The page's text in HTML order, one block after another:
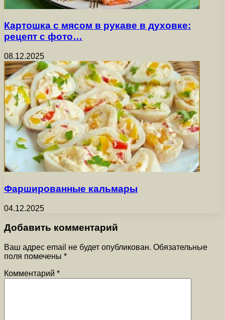
Картошка с мясом в рукаве в духовке:
рецепт с фото…
08.12.2025
Фаршированные кальмары
04.12.2025
Добавить комментарий
Ваш адрес email не будет опубликован. Обязательные
поля помечены *
Комментарий *